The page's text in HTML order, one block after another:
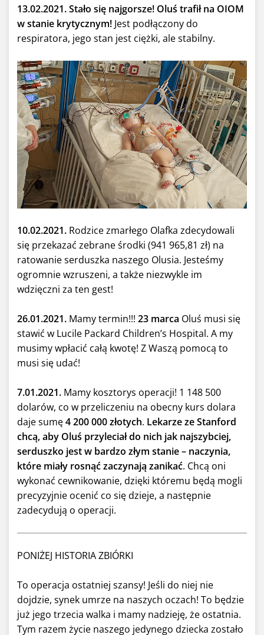
13.02.2021. Stało się najgorsze! Oluś trafił na OIOM
w stanie krytycznym! Jest podłączony do
respiratora, jego stan jest ciężki, ale stabilny.
10.02.2021. Rodzice zmarłego Olafka zdecydowali
się przekazać zebrane środki (941 965,81 zł) na
ratowanie serduszka naszego Olusia. Jesteśmy
ogromnie wzruszeni, a także niezwykle im
wdzięczni za ten gest!
26.01.2021. Mamy termin!!! 23 marca Oluś musi się
stawić w Lucile Packard Children’s Hospital. A my
musimy wpłacić całą kwotę! Z Waszą pomocą to
musi się udać!
7.01.2021. Mamy kosztorys operacji! 1 148 500
dolarów, co w przeliczeniu na obecny kurs dolara
daje sumę4 200 000 złotych. Lekarze ze Stanford
chcą, aby Oluś przyleciał do nich jak najszybciej,
serduszko jest w bardzo złym stanie – naczynia,
które miały rosnąć zaczynają zanikać. Chcą oni
wykonać cewnikowanie, dzięki któremu będą mogli
precyzyjnie ocenić co się dzieje, a następnie
zadecydują o operacji.
PONIŻEJ HISTORIA ZBIÓRKI
To operacja ostatniej szansy! Jeśli do niej nie
dojdzie, synek umrze na naszych oczach! To będzie
już jego trzecia walka i mamy nadzieję, że ostatnia.
Tym razem życie naszego jedynego dziecka zostało